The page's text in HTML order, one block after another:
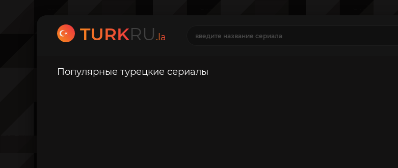
TURKRU .la
Популярные турецкие сериалы